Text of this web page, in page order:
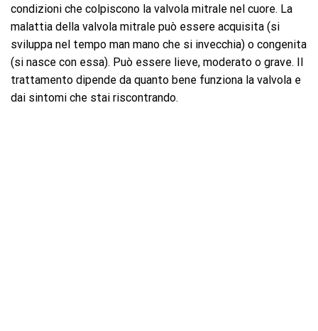
condizioni che colpiscono la valvola mitrale nel cuore. La
malattia della valvola mitrale può essere acquisita (si
sviluppa nel tempo man mano che si invecchia) o congenita
(si nasce con essa). Può essere lieve, moderato o grave. Il
trattamento dipende da quanto bene funziona la valvola e
dai sintomi che stai riscontrando.